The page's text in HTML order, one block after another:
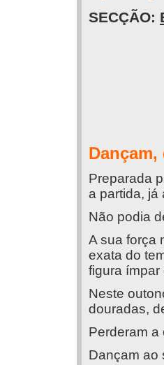
SECÇÃO:
Preparada
a partida, já
Não podia
A sua força
exata do
figura ímpar
Neste
douradas,
Perderam
Dançam ao